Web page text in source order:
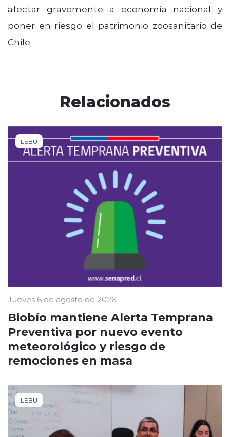
afectar gravemente a economía nacional y
poner en riesgo el patrimonio zoosanitario de
Chile.
Relacionados
LEBU
Jueves 6 de agosto de 2026
Biobío mantiene Alerta Temprana
Preventiva por nuevo evento
meteorológico y riesgo de
remociones en masa
LEBU